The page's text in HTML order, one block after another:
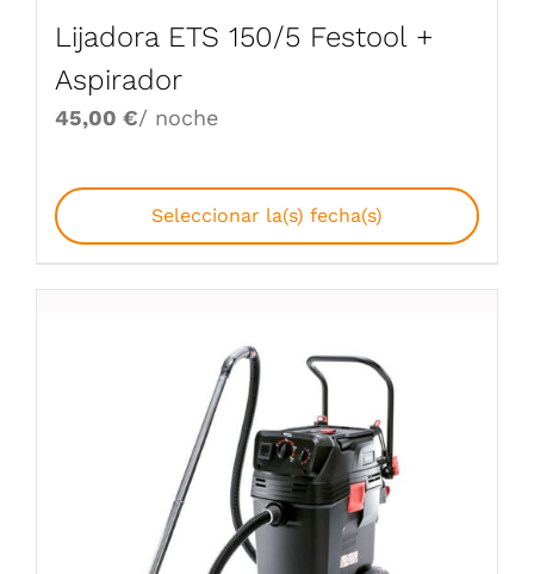
Lijadora ETS 150/5 Festool +
Aspirador
45,00 €/ noche
Seleccionar la(s) fecha(s)